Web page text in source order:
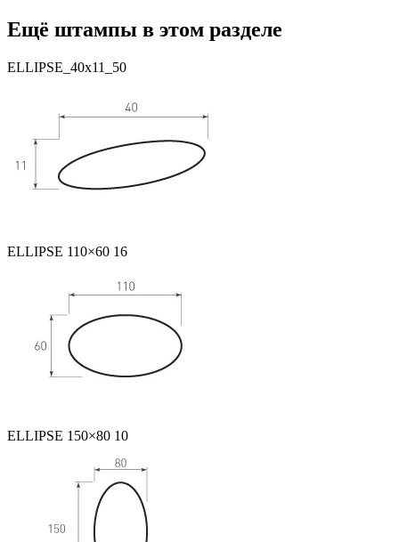
Ещё штампы в этом разделе
ELLIPSE_40x11_50
ELLIPSE 110×60 16
ELLIPSE 150×80 10